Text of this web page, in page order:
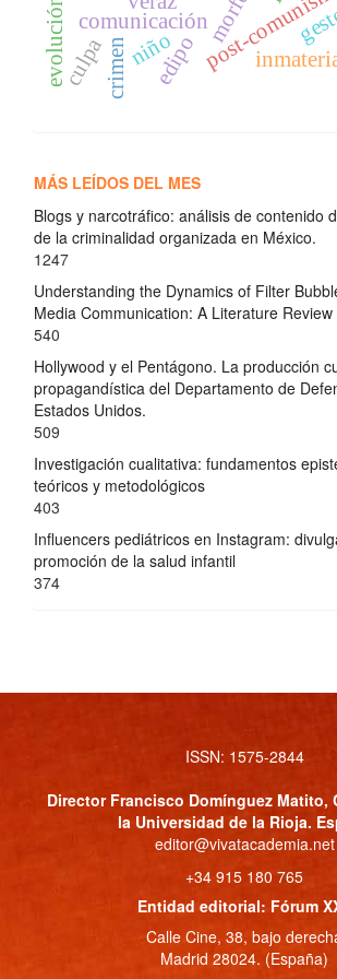
post-
comunicación
edipo
crimen
culpa niño
MÁS LEÍDOS DEL MES
Blogs y narcotráfico: análisis de contenido
de la criminalidad organizada en México.
1247
Understanding the Dynamics of Filter
Media Communication: A Literature Review
540
Hollywood y el Pentágono. La producción
propagandística del Departamento de
Estados Unidos.
509
Investigación cualitativa: fundamentos
teóricos y metodológicos
403
Influencers pediátricos en Instagram:
promoción de la salud infantil
374
ISSN: 1575-2844
Director Francisco Domínguez Matito,
la Universidad de la Rioja.
editor@vivatacademia.net
+34 915 180 765
Entidad editorial: Fórum
Calle Cine, 38, bajo
Madrid 28024. (España)